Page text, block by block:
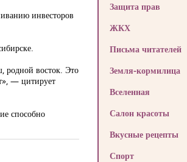
инвесторов
родной восток. Это
— цитирует
способно
Защита прав
ЖКХ
Письма читателей
Земля-кормилица
Вселенная
Салон красоты
Вкусные рецепты
Спорт